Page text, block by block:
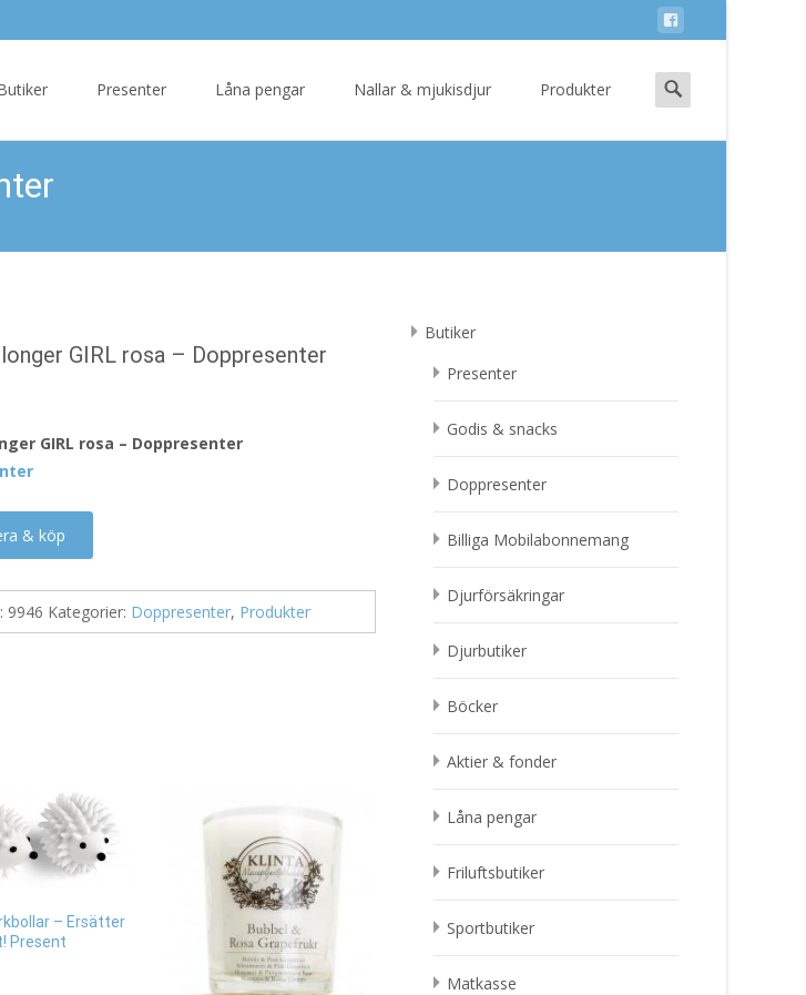
Presenter Låna pengar Nallar & mjukisdjur Produkter
Search
for:
GIRL rosa – Doppresenter
GIRL rosa – Doppresenter
& köp
9946 Kategorier: Doppresenter, Produkter
– Ersätter
Present
Bashful Kanin snuttefilt,
creme – Jellycat Present
Butiker
Presenter
Godis & snacks
Doppresenter
Billiga Mobilabonnemang
Djurförsäkringar
Djurbutiker
Böcker
Aktier & fonder
Låna pengar
Friluftsbutiker
Sportbutiker
Matkasse